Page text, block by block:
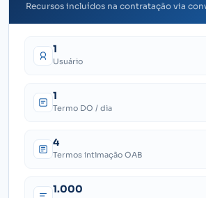
Recursos incluídos na contratação via
1
Usuário
1
Termo DO / dia
4
Termos intimação OAB
1.000